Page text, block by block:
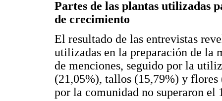
Partes de las plantas utilizadas
de crecimiento
El resultado de las entrevistas
utilizadas en la preparación de la
de menciones, seguido por la
(21,05%), tallos (15,79%) y flores
por la comunidad no superaron el